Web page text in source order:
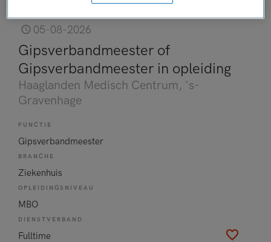
05-08-2026
Gipsverbandmeester of
Gipsverbandmeester in opleiding
Haaglanden Medisch Centrum, 's-
Gravenhage
FUNCTIE
Gipsverbandmeester
BRANCHE
Ziekenhuis
OPLEIDINGSNIVEAU
MBO
DIENSTVERBAND
Fulltime